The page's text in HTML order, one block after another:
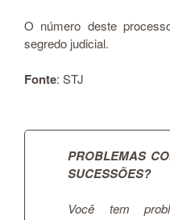
O número deste
segredo judicial.​
Fonte: STJ
PROBLEMAS
SUCESSÕES?
Você tem